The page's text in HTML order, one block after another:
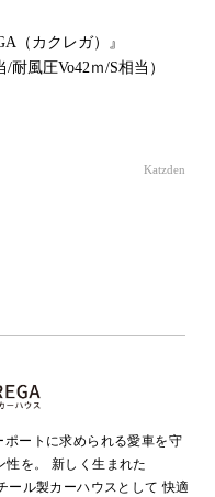
（カクレガ）』
圧Vo42ｍ/S相当）
Katzden
ポートに求められる愛車を守
性を。 新しく生まれた
ール製カーハウスとして 快適